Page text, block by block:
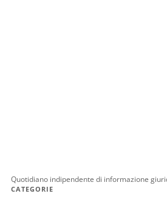
Quotidiano indipendente di informazione
CATEGORIE